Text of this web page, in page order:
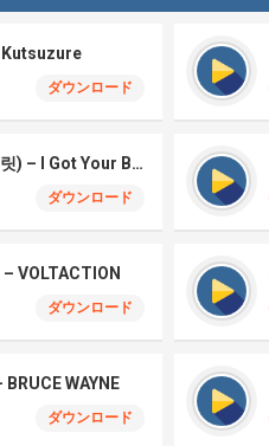
Kutsuzure
ダウンロード
ILLIT (아일릿) – I Got Your Back
ダウンロード
VOLTACTION
ダウンロード
BRUCE WAYNE
ダウンロード